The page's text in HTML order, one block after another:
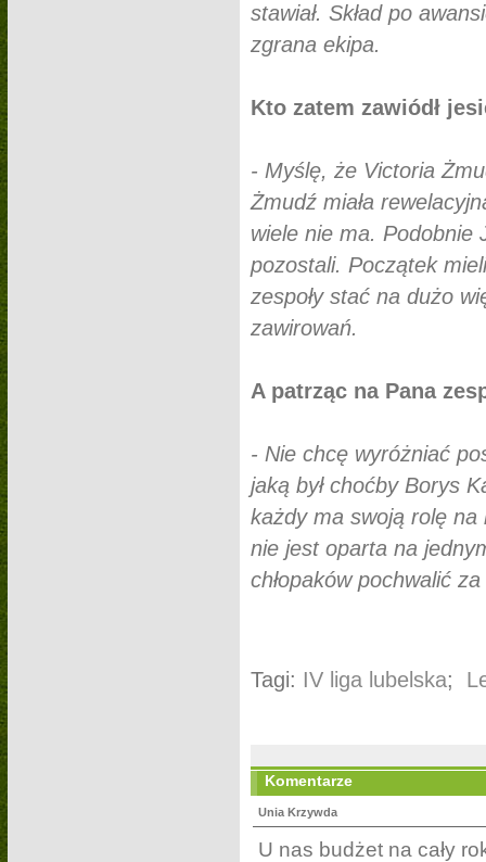
stawiał. Skład po
zgrana ekipa.
Kto zatem zawiódł
- Myślę, że Victoria
Żmudź miała
wiele nie ma. Podobnie
pozostali. Początek
zespoły stać na dużo
zawirowań.
A patrząc na Pana
- Nie chcę wyróżniać
jaką był choćby Borys
każdy ma swoją rolę
nie jest oparta na
chłopaków pochwalić
Tagi: IV liga lubelska;
Komentarze
Unia Krzywda
U nas budżet na cały